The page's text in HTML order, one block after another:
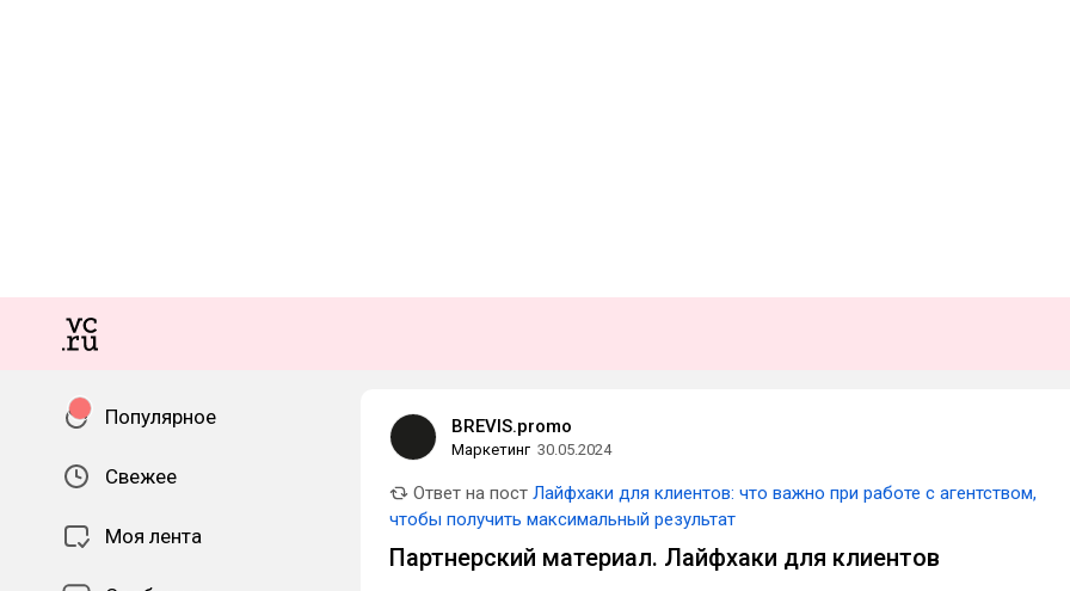
Популярное
Свежее
Моя лента
BREVIS.promo
Маркетинг 30.05.2024
Ответ на пост Лайфхаки для клиентов: что важно при работе с агентством,
чтобы получить максимальный результат
Партнерский материал. Лайфхаки для клиентов